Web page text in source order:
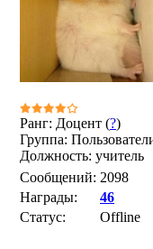
Ранг: Доцент (?)
Группа:
Должность: учитель
Сообщений: 2098
Награды:
46
Статус:
Offline